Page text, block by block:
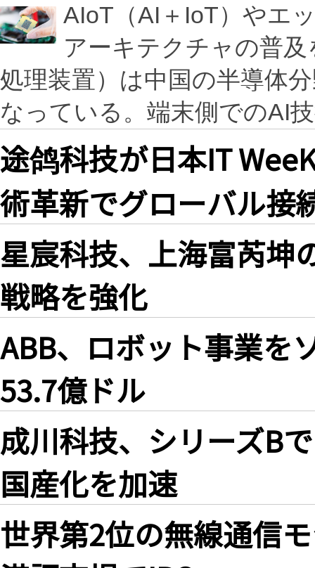
AIoT（AI＋IoT）やエ
アーキテクチャの普
処理装置）は中国の半導体
なっている。端末側でのAI
途鸽科技が日本IT
術革新でグローバル接
星宸科技、上海富芮坤
戦略を強化
ABB、ロボット事業
53.7億ドル
成川科技、シリーズB
国産化を加速
世界第2位の無線通信